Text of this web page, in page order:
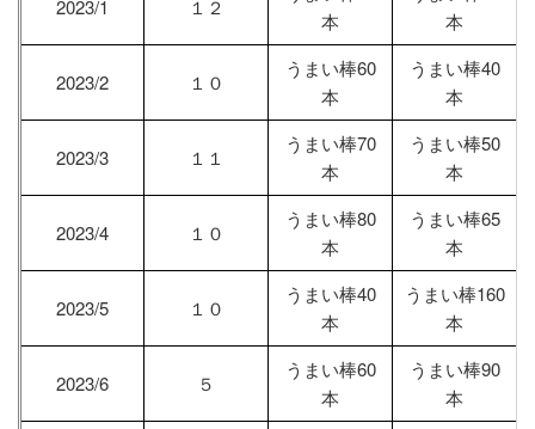
2023/1 １２
本
本
2023/2 １０
うまい棒60
本
うまい棒40
本
2023/3 １１
うまい棒70
本
うまい棒50
本
2023/4 １０
うまい棒80
本
うまい棒65
本
2023/5 １０
うまい棒40
本
うまい棒160
本
2023/6 ５
うまい棒60
本
うまい棒90
本